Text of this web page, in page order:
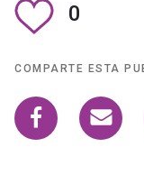
0
COMPARTE ESTA